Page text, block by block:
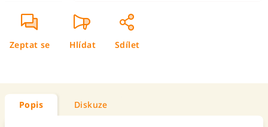
Zeptat se Hlídat Sdílet
Popis Diskuze